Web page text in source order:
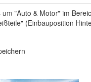
um "Auto & Motor" im
(Einbauposition